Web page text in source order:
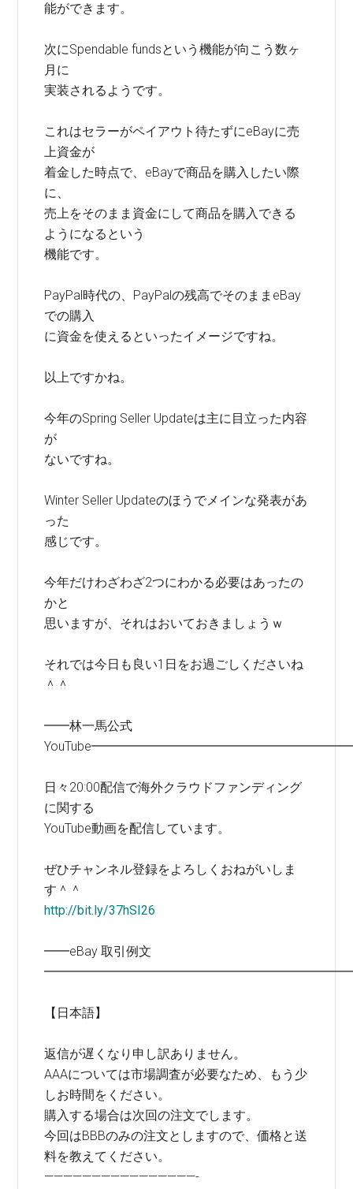
能ができます。
次にSpendable fundsという機能が向こう数ヶ
月に
実装されるようです。
これはセラーがペイアウト待たずにeBayに売
上資金が
着金した時点で、eBayで商品を購入したい際
に、
売上をそのまま資金にして商品を購入できる
ようになるという
機能です。
PayPal時代の、PayPalの残高でそのままeBay
での購入
に資金を使えるといったイメージですね。
以上ですかね。
今年のSpring Seller Updateは主に目立った内容
が
ないですね。
Winter Seller Updateのほうでメインな発表があ
った
感じです。
今年だけわざわざ2つにわかる必要はあったの
かと
思いますが、それはおいておきましょうｗ
それでは今日も良い1日をお過ごしくださいね
＾＾
━━林一馬公式
日々20:00配信で海外クラウドファンディング
に関する
YouTube動画を配信しています。
ぜひチャンネル登録をよろしくおねがいしま
す＾＾
http://bit.ly/37hSI26
━━eBay 取引例文
【日本語】
返信が遅くなり申し訳ありません。
AAAについては市場調査が必要なため、もう少
しお時間をください。
購入する場合は次回の注文でします。
今回はBBBのみの注文としますので、価格と送
料を教えてください。
————————————————-